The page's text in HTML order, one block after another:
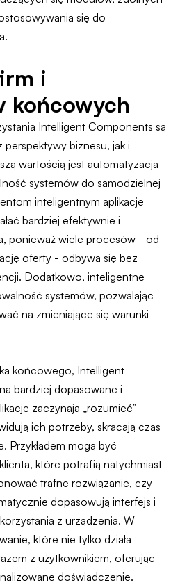
się do
i
końcowych
Intelligent Components są
biznesu, jak i
wartością jest automatyzacja
systemów do samodzielnej
inteligentnym aplikacje
bardziej efektywnie i
ponieważ wiele procesów - od
oferty - odbywa się bez
Dodatkowo, inteligentne
systemów, pozwalając
na zmieniające się warunki
końcowego, Intelligent
bardziej dopasowane i
zaczynają „rozumieć”
ich potrzeby, skracają czas
Przykładem mogą być
które potrafią natychmiast
trafne rozwiązanie, czy
dopasowują interfejs i
z urządzenia. W
które nie tylko działa
z użytkownikiem, oferując
doświadczenie.